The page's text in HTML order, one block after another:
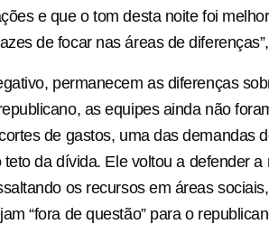
e que o tom desta noite foi
de focar nas áreas de
permanecem as diferenças
as equipes ainda não
de gastos, uma das demandas
teto da dívida. Ele voltou a defender
os recursos em áreas
“fora de questão” para o